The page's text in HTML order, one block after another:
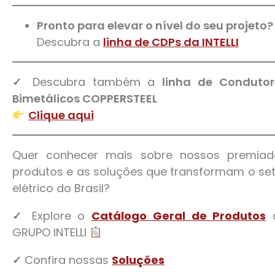
Pronto para elevar o nível do seu projeto?
Descubra a linha de CDPs da INTELLI
✓ Descubra também a linha de
Bimetálicos COPPERSTEEL
Clique aqui
Quer conhecer mais sobre nossos
produtos e as soluções que transformam o
elétrico do Brasil?
✓
Explore o Catálogo Geral de Produtos
GRUPO INTELLI
✓ Confira nossas Soluções